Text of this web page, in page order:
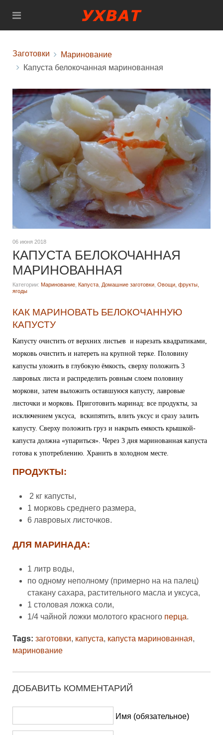
Заготовки
Маринование
Капуста белокочанная маринованная
06 июня 2018
КАПУСТА БЕЛОКОЧАННАЯ
МАРИНОВАННАЯ
Категории: Маринование Капуста Домашние заготовки Овощи, фрукты,
ягоды
КАК МАРИНОВАТЬ БЕЛОКОЧАННУЮ
КАПУСТУ
Капусту очистить от верхних листьев и нарезать квадратиками,
морковь очистить и натереть на крупной терке. Половину
капусты уложить в глубокую ёмкость, сверху положить 3
лавровых листа и распределить ровным слоем половину
моркови, затем выложить оставшуюся капусту, лавровые
листочки и морковь. Приготовить маринад: все продукты, за
исключением уксуса, вскипятить, влить уксус и сразу залить
капусту. Сверху положить груз и накрыть емкость крышкой-
капуста должна «упариться». Через 3 дня маринованная капуста
готова к употреблению. Хранить в холодном месте.
ПРОДУКТЫ:
2 кг капусты,
1 морковь среднего размера,
6 лавровых листочков.
ДЛЯ МАРИНАДА:
1 литр воды,
по одному неполному (примерно на на палец)
стакану сахара, растительного масла и уксуса,
1 столовая ложка соли,
1/4 чайной ложки молотого красного перца.
Tags: заготовки, капуста, капуста маринованная,
маринование
ДОБАВИТЬ КОММЕНТАРИЙ
Имя (обязательное)